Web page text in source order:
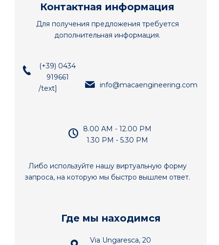
Контактная информация
Для получения предложения требуется
дополнительная информация.
(+39) 0434
919661
/text]
info@macaengineering.com
8.00 AM - 12.00 PM
1.30 PM - 5.30 PM
Либо используйте нашу виртуальную форму
запроса, на которую мы быстро вышлем ответ.
Где мы находимся
Via Ungaresca, 20